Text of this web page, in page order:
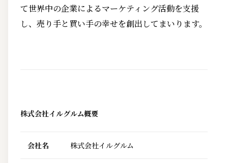
て世界中の企業によるマーケティング活動を支援
し、売り手と買い手の幸せを創出してまいります。
株式会社イルグルム概要
会社名 株式会社イルグルム